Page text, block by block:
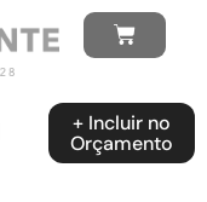
+ Incluir no
Orçamento